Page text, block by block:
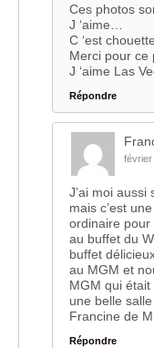
Ces photos
J ‘aime…
C ‘est
Merci pour ce
J ‘aime Las
Répondre
février
J’ai moi
mais c’est
ordinaire pour
au buffet du
buffet
au MGM et
MGM qui
une belle
Francine de
Répondre